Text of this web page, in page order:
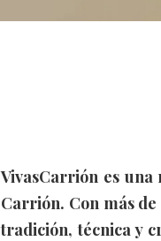
VivasCarrión es
Carrión. Con más
tradición, técnica y